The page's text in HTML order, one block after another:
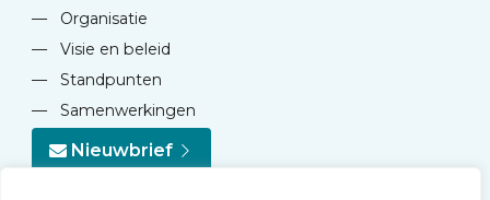
—
Organisatie
—
Visie en beleid
—
Standpunten
—
Samenwerkingen
Nieuwbrief